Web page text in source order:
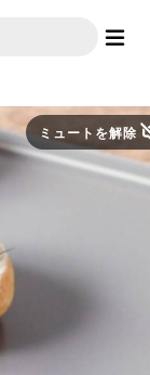
ミュートを解除